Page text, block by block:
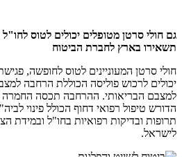
גם חולי סרטן מטופלים יכולים לטוס
תשאירו בארץ לחברת הביטוח
חולי סרטן המעוניינים לטוס לחופשה,
יכולים לרכוש פוליסה הכוללת הרחבה
למצבם הבריאותי. ההרחבה תכסה החמרה
הדורש טיפול רפואי דחוף הכולל פינוי
תרופות ובדיקות רפואיות בחו"ל ובמידת
לישראל.